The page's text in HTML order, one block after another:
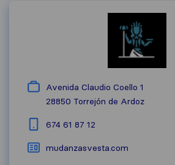
Avenida Claudio Coello 1
28850 Torrejón de Ardoz
674 61 87 12
mudanzasvesta.com